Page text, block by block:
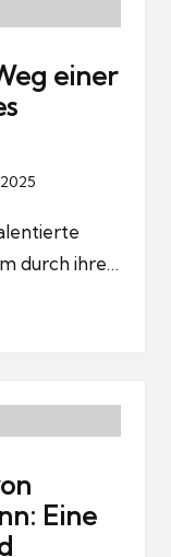
einer
durch ihre…
Eine